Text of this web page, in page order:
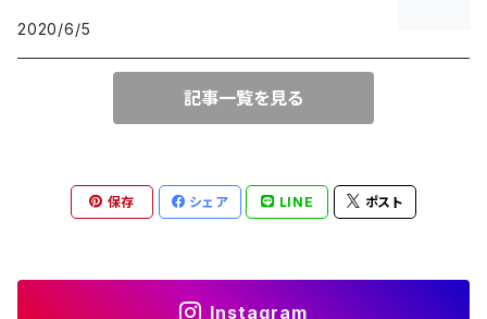
2020/6/5
記事一覧を見る
保存 シェア LINE ポスト
Instagram